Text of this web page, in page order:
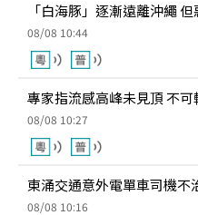
「白海豚」逐漸遠離沖繩
08/08 10:44
專家指流感高峰未見頂 不
08/08 10:27
東涌交通意外電單車司機不
08/08 10:16